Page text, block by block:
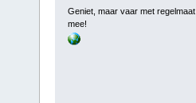
Geniet, maar vaar met regelmaat
mee!